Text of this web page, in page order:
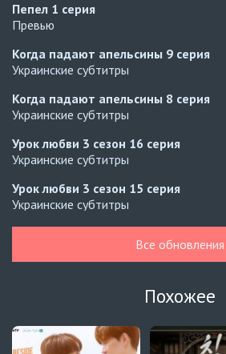
Пепел 1 серия
Превью
Когда падают апельсины 9 серия
Украинские субтитры
Когда падают апельсины 8 серия
Украинские субтитры
Урок любви 3 сезон 16 серия
Украинские субтитры
Урок любви 3 сезон 15 серия
Украинские субтитры
Вчера, 07 августа
Все обновления
Похожее